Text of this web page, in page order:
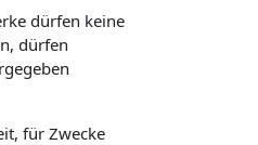
dürfen keine
dürfen
für Zwecke